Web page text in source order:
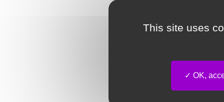
This site uses
OK,